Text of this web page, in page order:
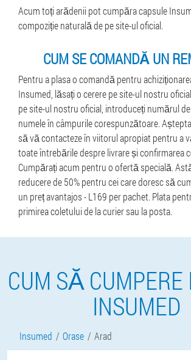
Acum toți arădenii pot cumpăra capsule
compoziție naturală de pe site-ul oficial.
CUM SE COMANDĂ UN
Pentru a plasa o comandă pentru
Insumed, lăsați o cerere pe site-ul nostru
pe site-ul nostru oficial, introduceți numărul
numele în câmpurile corespunzătoare.
să vă contacteze în viitorul apropiat pentru a
toate întrebările despre livrare și confirmarea
Cumpărați acum pentru o ofertă specială.
reducere de 50% pentru cei care doresc să
un preț avantajos - L169 per pachet. Plata
primirea coletului de la curier sau la posta.
CUM SĂ CUMPERE
INSUMED
Insumed Orase Arad